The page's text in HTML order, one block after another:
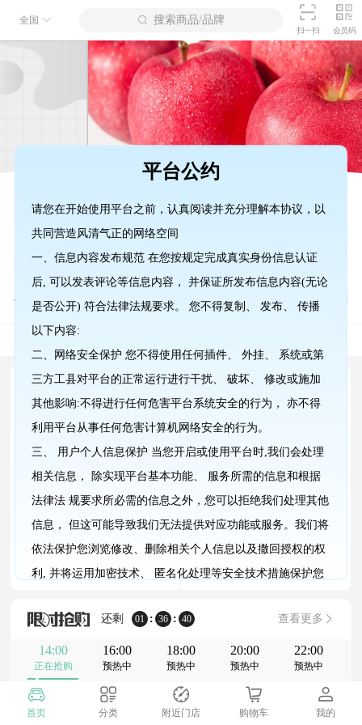
全国 搜索商品/品牌
扫一扫 会员码
批发 求购 商户入驻
热点 预祝甘肃果品网上线
限量秒杀 01 : 36 : 40
限时限量抢底价好物
新品上市
每日都有好物上新
大牌推荐
大品牌值得信赖
今日爆款
大家都在买的爆款好物
还剩 01 : 36 : 40 查看更多
14:00
正在抢购
16:00
预热中
18:00
预热中
20:00
预热中
22:00
预热中
首页 分类 附近门店 购物车 我的
平台公约
请您在开始使用平台之前，认真阅读并充分理解本协议，以
共同营造风清气正的网络空间
一、信息内容发布规范 在您按规定完成真实身份信息认证
后, 可以发表评论等信息内容， 并保证所发布信息内容(无论
是否公开) 符合法律法规要求。 您不得复制、 发布、 传播
以下内容:
二、网络安全保护 您不得使用任何插件、 外挂、 系统或第
三方工县对平台的正常运行进行干扰、 破坏、 修改或施加
其他影响:不得进行任何危害平台系统安全的行为， 亦不得
利用平台从事任何危害计算机网络安全的行为。
三、 用户个人信息保护 当您开启或使用平台时,我们会处理
相关信息， 除实现平台基本功能、 服务所需的信息和根据
法律法 规要求所必需的信息之外，您可以拒绝我们处理其他
信息， 但这可能导致我们无法提供对应功能或服务。我们将
依法保护您浏览修改、删除相关个人信息以及撒回授权的权
利, 并将运用加密技术、 匿名化处理等安全技术措施保护您
四、 未成年人保护 若您是未满18周岁的未成年人, 您应在监
护人指导下认真阅读本协议, 经您的监护人同意本公约后, 方
可使用平台。